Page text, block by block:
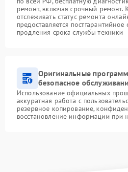
ремонт, включая срочный ремонт.
отслеживать статус ремонта
предоставляется
продления срока службы техники
Оригинальные
безопасное
Использование официальных
аккуратная работа с
резервное копирование,
восстановление информации при